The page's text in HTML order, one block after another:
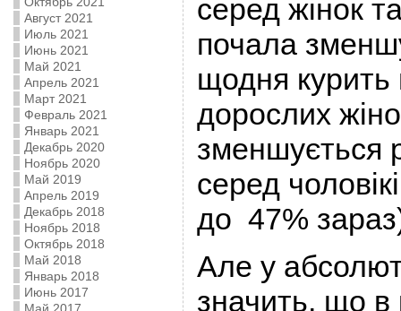
Август 2021
Июль 2021
Июнь 2021
Май 2021
Апрель 2021
Март 2021
Февраль 2021
Январь 2021
Декабрь 2020
Ноябрь 2020
Май 2019
Апрель 2019
Декабрь 2018
Ноябрь 2018
Октябрь 2018
Май 2018
Январь 2018
Июнь 2017
серед жінок
почала
щодня
дорослих
зменшується
серед
до 47%
Але у
значить, що в